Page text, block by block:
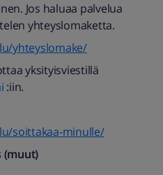
Jos haluaa palvelua
yhteyslomaketta.
yhteyslomake/
yksityisviestillä
:iin.
soittakaa-minulle/
(muut)